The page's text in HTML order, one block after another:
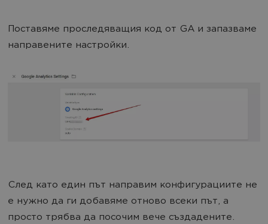
Поставяме проследяващия код от GA и запазваме
направените настройки.
След като един път направим конфигурациите не
е нужно да ги добавяме отново всеки път, а
просто трябва да посочим вече създадените.